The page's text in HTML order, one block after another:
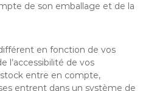
de son emballage et de la
en fonction de vos
l’accessibilité de vos
entre en compte,
entrent dans un système de